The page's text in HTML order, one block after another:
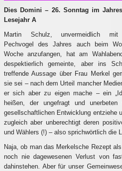
Dies Domini – 26. Sonntag im
Lesejahr A
Martin Schulz, unvermeidlich
Pechvogel des Jahres auch beim
Woche anzufangen, hat am
despektierlich gemeinte, aber ins
treffende Aussage über Frau Merkel
sie sei – nach dem Urteil mancher
er sich aber zu eigen mache – ein
heißen, der ungefragt und
gesellschaftlichen Entwicklung entziehe
zugleich aber unberechtigt deren
und Wählers (!) – also sprichwörtlich die
Naja, ob man das Merkelsche Rezept
noch nie dagewesenen Verlust von
dahinstehen. Aber für unser